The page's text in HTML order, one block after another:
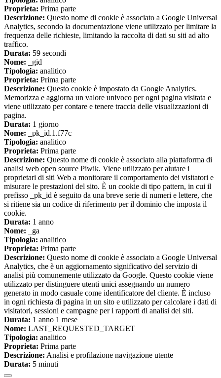
Proprieta: Prima parte
Descrizione: Questo nome di cookie è associato a Google Universal
Analytics, secondo la documentazione viene utilizzato per limitare la
frequenza delle richieste, limitando la raccolta di dati su siti ad alto
traffico.
Durata: 59 secondi
Nome: _gid
Tipologia: analitico
Proprieta: Prima parte
Descrizione: Questo cookie è impostato da Google Analytics.
Memorizza e aggiorna un valore univoco per ogni pagina visitata e
viene utilizzato per contare e tenere traccia delle visualizzazioni di
pagina.
Durata: 1 giorno
Nome: _pk_id.1.f77c
Tipologia: analitico
Proprieta: Prima parte
Descrizione: Questo nome di cookie è associato alla piattaforma di
analisi web open source Piwik. Viene utilizzato per aiutare i
proprietari di siti Web a monitorare il comportamento dei visitatori e
misurare le prestazioni del sito. È un cookie di tipo pattern, in cui il
prefisso _pk_id è seguito da una breve serie di numeri e lettere, che
si ritiene sia un codice di riferimento per il dominio che imposta il
cookie.
Durata: 1 anno
Nome: _ga
Tipologia: analitico
Proprieta: Prima parte
Descrizione: Questo nome di cookie è associato a Google Universal
Analytics, che è un aggiornamento significativo del servizio di
analisi più comunemente utilizzato da Google. Questo cookie viene
utilizzato per distinguere utenti unici assegnando un numero
generato in modo casuale come identificatore del cliente. È incluso
in ogni richiesta di pagina in un sito e utilizzato per calcolare i dati di
visitatori, sessioni e campagne per i rapporti di analisi dei siti.
Durata: 1 anno 1 mese
Nome: LAST_REQUESTED_TARGET
Tipologia: analitico
Proprieta: Prima parte
Descrizione: Analisi e profilazione navigazione utente
Durata: 5 minuti